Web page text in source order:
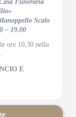
Funeraria
Scalo
– 19.00
ore 10,30 nella
E